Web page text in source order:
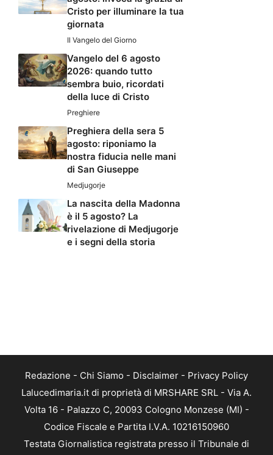
Cristo per illuminare la tua
giornata
Il Vangelo del Giorno
Vangelo del 6 agosto
2026: quando tutto
sembra buio, ricordati
della luce di Cristo
Preghiere
Preghiera della sera 5
agosto: riponiamo la
nostra fiducia nelle mani
di San Giuseppe
Medjugorje
La nascita della Madonna
è il 5 agosto? La
rivelazione di Medjugorje
e i segni della storia
Redazione - Chi Siamo - Disclaimer - Privacy Policy
Lalucedimaria.it di proprietà di MRSHARE SRL - Via A.
Volta 16 - Palazzo C, 20093 Cologno Monzese (MI) -
Codice Fiscale e Partita I.V.A. 10216150960
Testata Giornalistica registrata presso il Tribunale di